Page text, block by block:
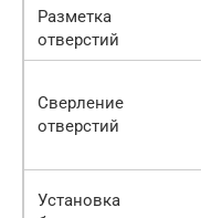
Разметка
отверстий
Сверление
отверстий
Установка